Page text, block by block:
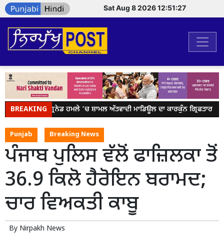
Sat Aug 8 2026 12:51:27
BREAKING
ਬਟਾਲਾ ਗ੍ਰਨੇਡ ਹਮਲੇ ’ਚ ਸ਼ਾਮਲ ਅੱਤਵਾਦੀ ਮਾਡਿਊਲ ਦਾ ਕਾਰਕੁੰਨ ਗ੍ਰਿਫਤਾਰ
Punjab Breaking News
ਪੰਜਾਬ ਪੁਲਿਸ ਵੱਲੋਂ ਫਾਜ਼ਿਲਕਾ ਤੋਂ
36.9 ਕਿਲੋ ਹੈਰੋਇਨ ਬਰਾਮਦ;
ਚਾਰ ਵਿਅਕਤੀ ਕਾਬੂ
By Nirpakh News